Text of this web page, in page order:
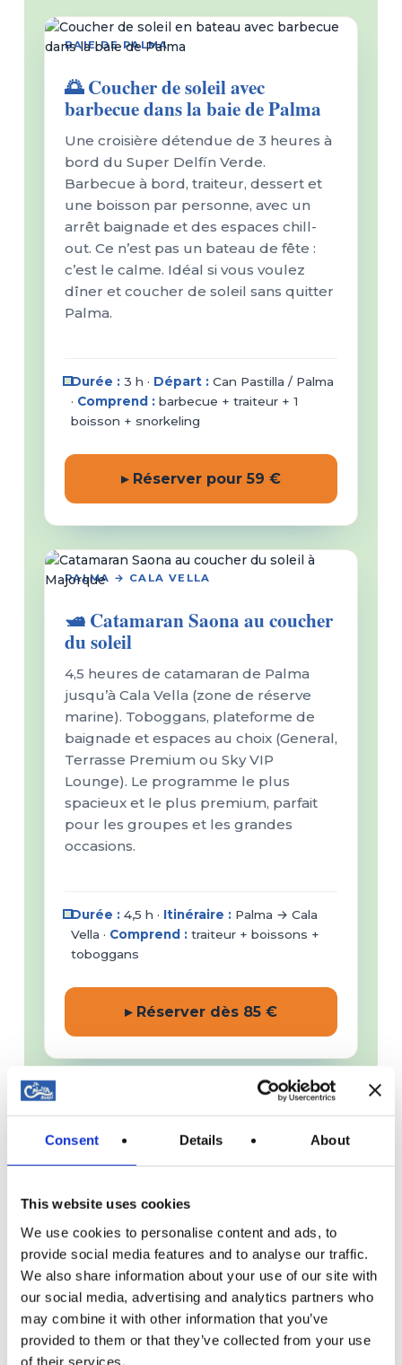
Consent Details About
This website uses cookies
We use cookies to personalise content and ads, to
provide social media features and to analyse our traffic.
We also share information about your use of our site with
our social media, advertising and analytics partners who
may combine it with other information that you’ve
provided to them or that they’ve collected from your use
of their services.
BAIE DE PALMA
🌅 Coucher de soleil avec
barbecue dans la baie de Palma
Une croisière détendue de 3 heures à
bord du Super Delfín Verde.
Barbecue à bord, traiteur, dessert et
une boisson par personne, avec un
arrêt baignade et des espaces chill-
out. Ce n’est pas un bateau de fête :
c’est le calme. Idéal si vous voulez
dîner et coucher de soleil sans quitter
Palma.
Durée :3 h · Départ :Can Pastilla / Palma
· Comprend :barbecue + traiteur + 1
boisson + snorkeling
▸ Réserver pour 59 €
PALMA → CALA VELLA
🛥️ Catamaran Saona au coucher
du soleil
4,5 heures de catamaran de Palma
jusqu’à Cala Vella (zone de réserve
marine). Toboggans, plateforme de
baignade et espaces au choix (General,
Terrasse Premium ou Sky VIP
Lounge). Le programme le plus
spacieux et le plus premium, parfait
pour les groupes et les grandes
occasions.
Durée :4,5 h · Itinéraire :Palma → Cala
Vella · Comprend :traiteur + boissons +
toboggans
▸ Réserver dès 85 €
🍕 Coucher de soleil + pizza à
Andratx – Dragonera
3,5 heures au départ de Port Andratx
en longeant l’île de Dragonera, avec
un arrêt snorkeling de 40 min dans
une crique et une pizza artisanale
préparée à bord. L’option la plus
gourmande, au départ du sud-ouest
de l’île.